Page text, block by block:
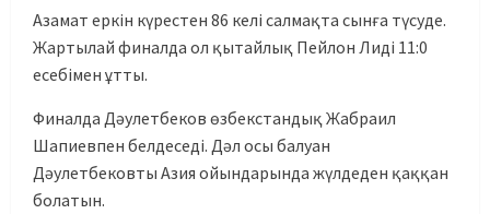
Азамат еркін күрестен 86 келі салмақта сынға түсуде.
Жартылай финалда ол қытайлық Пейлон Лиді 11:0
есебімен ұтты.
Финалда Дәулетбеков өзбекстандық Жабраил
Шапиевпен белдеседі. Дәл осы балуан
Дәулетбековты Азия ойындарында жүлдеден қаққан
болатын.